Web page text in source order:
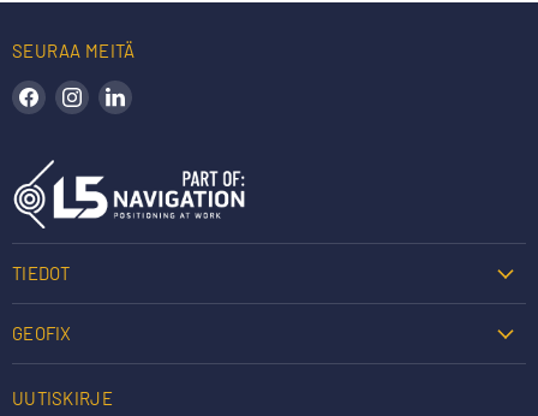
SEURAA MEITÄ
Löydä meidät Facebookista
Löydä meidät Instagramista
TIEDOT
GEOFIX
UUTISKIRJE